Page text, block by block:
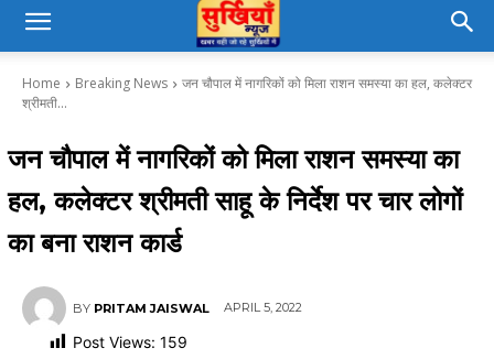
Home Breaking News
जन चौपाल में नागरिकों को मिला राशन समस्या का हल, कलेक्टर
श्रीमती...
जन चौपाल में नागरिकों को मिला राशन समस्या का
हल, कलेक्टर श्रीमती साहू के निर्देश पर चार लोगों
का बना राशन कार्ड
BY PRITAM JAISWAL APRIL 5, 2022
Post Views: 159